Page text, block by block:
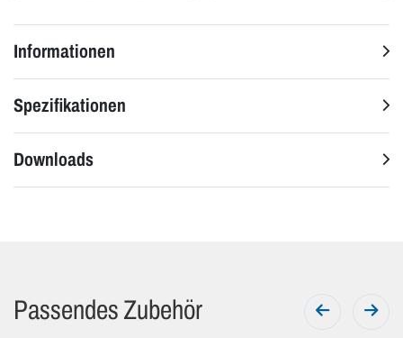
Informationen
Spezifikationen
Downloads
Passendes Zubehör